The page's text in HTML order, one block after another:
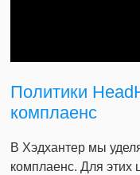
Политики
комплаенс
В Хэдхантер мы
комплаенс. Для этих